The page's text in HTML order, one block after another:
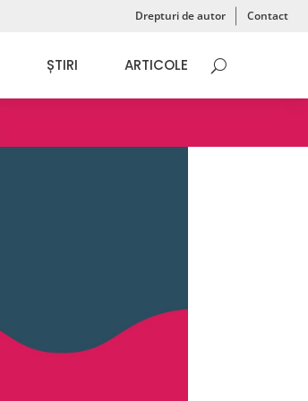
Drepturi de autor Contact
ȘTIRI ARTICOLE